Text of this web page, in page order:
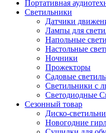
Портативная
Светильники
Датчики
Лампы для
Напольные
Настольные
Ночники
Прожекторы
Садовые
Светильники с
Светодиодные
Сезонный товар
Диско-
Новогодние